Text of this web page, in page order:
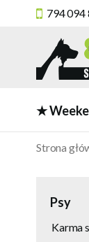
794 094
★
Strona
Psy
Karma